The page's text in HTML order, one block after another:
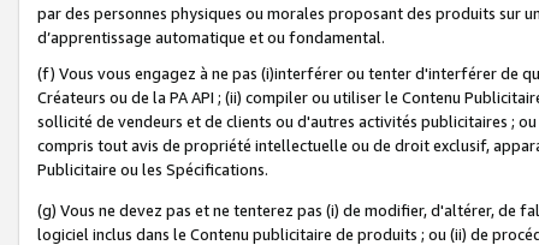
par des personnes physiques ou morales proposant des produits sur
d’apprentissage automatique et ou fondamental.
(f) Vous vous engagez à ne pas (i)interférer ou tenter d'interférer de
Créateurs ou de la PA API ; (ii) compiler ou utiliser le Contenu
sollicité de vendeurs et de clients ou d'autres activités publicitaires ;
compris tout avis de propriété intellectuelle ou de droit exclusif,
Publicitaire ou les Spécifications.
(g) Vous ne devez pas et ne tenterez pas (i) de modifier, d'altérer, de
logiciel inclus dans le Contenu publicitaire de produits ; ou (ii) de